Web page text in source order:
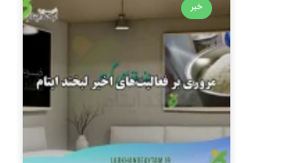
خبر